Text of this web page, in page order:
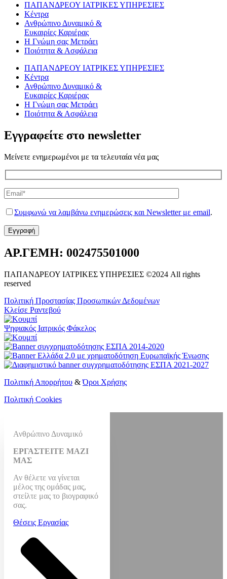
ΠΑΠΑΝΔΡΕΟΥ ΙΑΤΡΙΚΕΣ ΥΠΗΡΕΣΙΕΣ
Κέντρα
Ανθρώπινο Δυναμικό &
Ευκαιρίες Καριέρας
Η Γνώμη σας Μετράει
Ποιότητα & Ασφάλεια
ΠΑΠΑΝΔΡΕΟΥ ΙΑΤΡΙΚΕΣ ΥΠΗΡΕΣΙΕΣ
Κέντρα
Ανθρώπινο Δυναμικό &
Ευκαιρίες Καριέρας
Η Γνώμη σας Μετράει
Ποιότητα & Ασφάλεια
Εγγραφείτε στο newsletter
Μείνετε ενημερωμένοι με τα τελευταία νέα μας
Συμφωνώ να λαμβάνω ενημερώσεις και Newsletter με email.
ΑΡ.ΓΕΜΗ: 002475501000
ΠΑΠΑΝΔΡΕΟΥ ΙΑΤΡΙΚΕΣ ΥΠΗΡΕΣΙΕΣ ©2024 All rights
reserved
Πολιτική Προστασίας Προσωπικών Δεδομένων
Κλείσε Ραντεβού
Ψηφιακός Ιατρικός Φάκελος
Πολιτική Απορρήτου &Όροι Χρήσης
Πολιτική Cookies
Ανθρώπινο Δυναμικό
ΕΡΓΑΣΤΕΙΤΕ ΜΑΖΙ
ΜΑΣ
Αν θέλετε να γίνεται
μέλος της ομάδας μας,
στείλτε μας το βιογραφικό
σας.
Θέσεις Εργασίας